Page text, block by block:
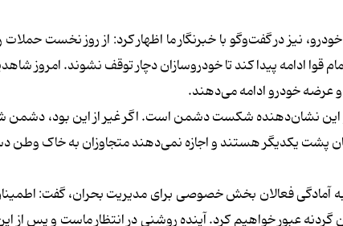
نیز در گفت‌وگو با خبرنگار ما اظهار کرد: از روز نخست
ادامه پیدا کند تا خودروسازان دچار توقف نشوند. امروز
عرضه خودرو ادامه می‌دهند.
این نشان‌دهنده شکست دشمن است. اگر غیر از این بود، دشمن
پشت یکدیگر هستند و اجازه نمی‌دهند متجاوزان به خاک وطن
آمادگی فعالان بخش خصوصی برای مدیریت بحران، گفت:
گردنه عبور خواهیم کرد. آینده روشنی در انتظار ماست و پس از